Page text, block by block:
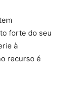
forte do seu
à
recurso é